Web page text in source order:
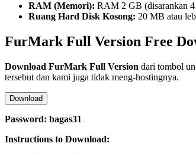
RAM (Memori): RAM 2 GB (disarankan
Ruang Hard Disk Kosong: 20 MB atau
FurMark Full Version Free
Download FurMark Full Version dari tombol
tersebut dan kami juga tidak meng-hostingnya.
Download
Password: bagas31
Instructions to Download: